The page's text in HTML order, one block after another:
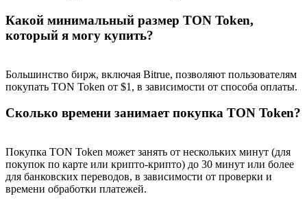
BTC Welcome Rewards
Deposit & Trade BTC to Share 25000 USDT prize pool!
Exclusive for BitMart Users
Какой минимальный размер TON Token,
который я могу купить?
Большинство бирж, включая Bitrue, позволяют пользователям
покупать TON Token от $1, в зависимости от способа оплаты.
Сколько времени занимает покупка TON Token?
Покупка TON Token может занять от нескольких минут (для
покупок по карте или крипто-крипто) до 30 минут или более
для банковских переводов, в зависимости от проверки и
времени обработки платежей.